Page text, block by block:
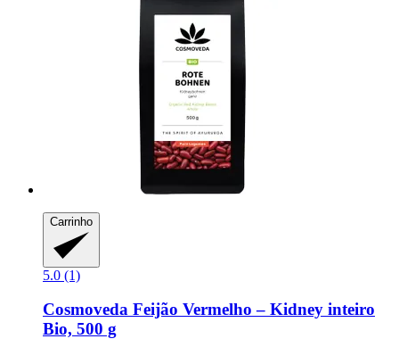
Carrinho
5.0 (1)
Cosmoveda Feijão Vermelho – Kidney inteiro
Bio, 500 g